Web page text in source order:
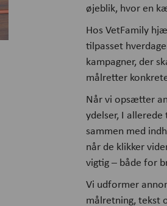
øjeblik, hvor en
Hos VetFamily
tilpasset
kampagner, der
målretter
Når vi opsætter
ydelser, I
sammen med
når de klikker
vigtig – både for
Vi udformer
målretning, tekst